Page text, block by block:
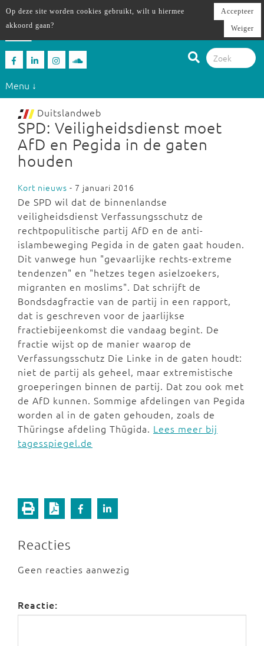
Menu ↓
Duitslandweb
SPD: Veiligheidsdienst moet
AfD en Pegida in de gaten
houden
Kort nieuws - 7 januari 2016
De SPD wil dat de binnenlandse
veiligheidsdienst Verfassungsschutz de
rechtpopulitische partij AfD en de anti-
islambeweging Pegida in de gaten gaat houden.
Dit vanwege hun "gevaarlijke rechts-extreme
tendenzen" en "hetzes tegen asielzoekers,
migranten en moslims". Dat schrijft de
Bondsdagfractie van de partij in een rapport,
dat is geschreven voor de jaarlijkse
fractiebijeenkomst die vandaag begint. De
fractie wijst op de manier waarop de
Verfassungsschutz Die Linke in de gaten houdt:
niet de partij als geheel, maar extremistische
groeperingen binnen de partij. Dat zou ook met
de AfD kunnen. Sommige afdelingen van Pegida
worden al in de gaten gehouden, zoals de
Thüringse afdeling Thügida. Lees meer bij
tagesspiegel.de
Reacties
Geen reacties aanwezig
Reactie:
Op deze site worden cookies gebruikt, wilt u hiermee
akkoord gaan?
Accepteer
Weiger